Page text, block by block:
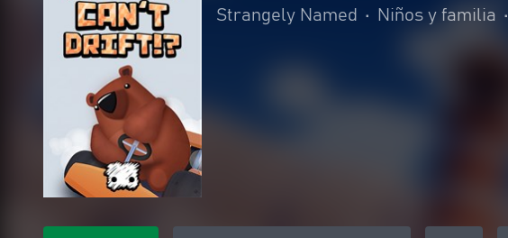
Strangely Named • Niños y familia •